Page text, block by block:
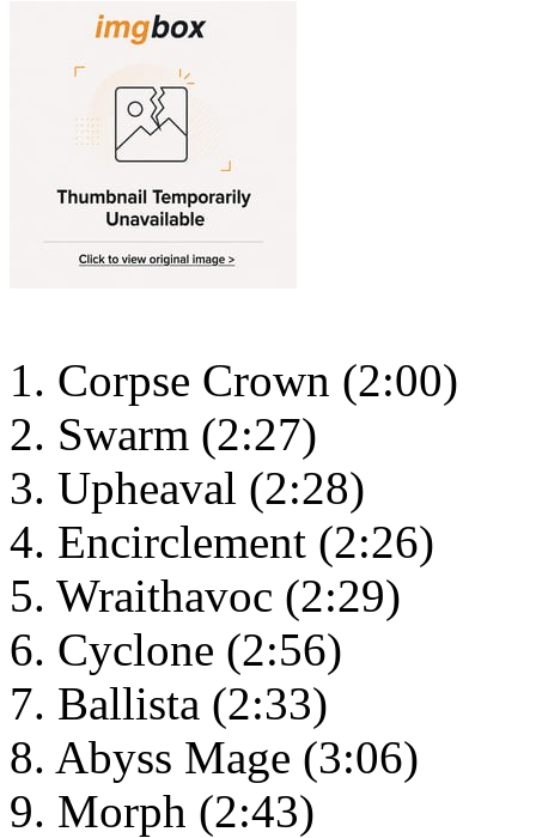
1. Corpse Crown (2:00)
2. Swarm (2:27)
3. Upheaval (2:28)
4. Encirclement (2:26)
5. Wraithavoc (2:29)
6. Cyclone (2:56)
7. Ballista (2:33)
8. Abyss Mage (3:06)
9. Morph (2:43)